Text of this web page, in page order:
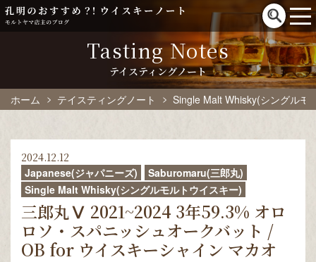
Tasting Notes
テイスティングノート
ホーム
テイスティングノート Single Malt Whisky(シングルモ
2024.12.12
Japanese(ジャパニーズ)
Saburomaru(三郎丸)
Single Malt Whisky(シングルモルトウイスキー)
三郎丸Ⅴ 2021~2024 3年59.3% オロ
ロソ・スパニッシュオークバット /
OB for ウイスキーシャイン マカオ